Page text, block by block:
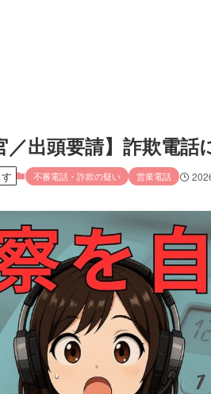
出頭要請】詐欺電話
不審電話・詐欺の疑い 営業電話